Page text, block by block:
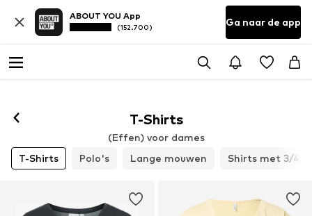
ABOUT YOU App
(152.700) Ga naar de app
T-Shirts
(Effen) voor dames
T-Shirts
Polo's Lange mouwen Shirts met 3/4